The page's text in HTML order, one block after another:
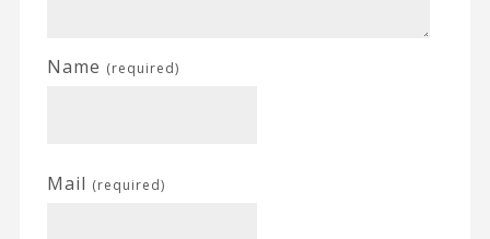
Name (required)
Mail (required)